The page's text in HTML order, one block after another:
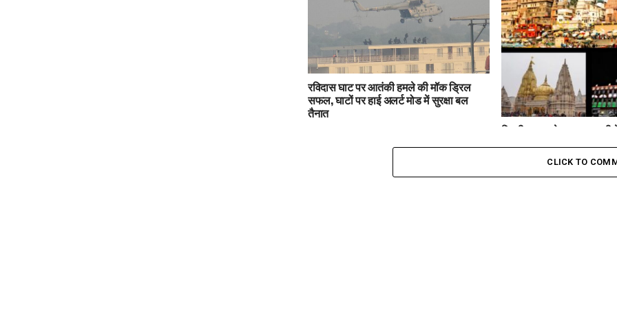
रविदास घाट पर आतंकी हमले की मॉक ड्रिल
सफल, घाटों पर हाई अलर्ट मोड में सुरक्षा बल
तैनात
दिल्ली ब्लास्ट के बाद वाराणसी
काशी विश्वनाथ धाम से कैंट
CLICK TO